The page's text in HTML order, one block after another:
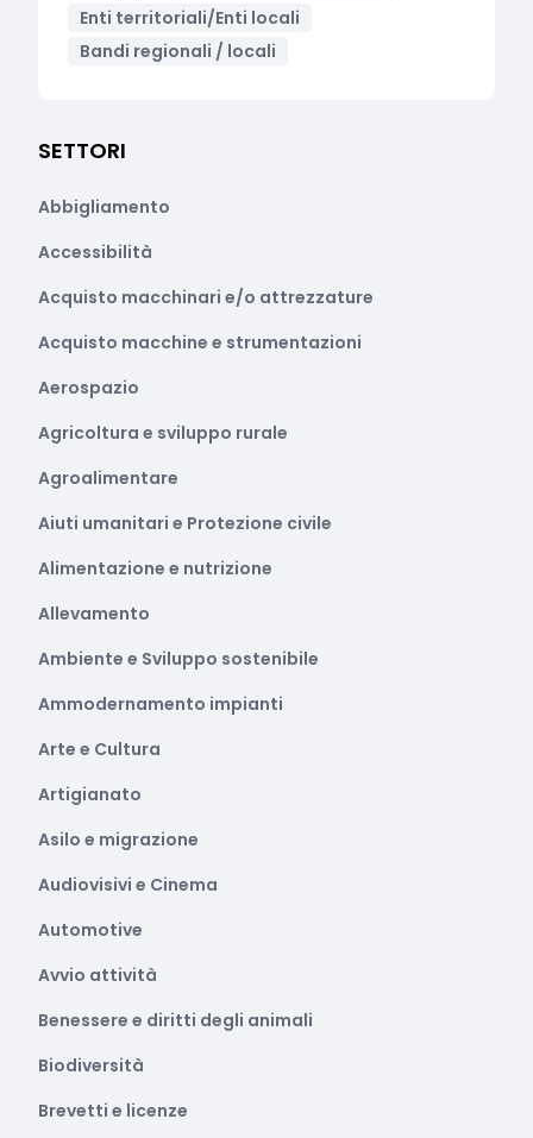
Enti territoriali/Enti locali
Bandi regionali / locali
SETTORI
Abbigliamento
Accessibilità
Acquisto macchinari e/o attrezzature
Acquisto macchine e strumentazioni
Aerospazio
Agricoltura e sviluppo rurale
Agroalimentare
Aiuti umanitari e Protezione civile
Alimentazione e nutrizione
Allevamento
Ambiente e Sviluppo sostenibile
Ammodernamento impianti
Arte e Cultura
Artigianato
Asilo e migrazione
Audiovisivi e Cinema
Automotive
Avvio attività
Benessere e diritti degli animali
Biodiversità
Brevetti e licenze